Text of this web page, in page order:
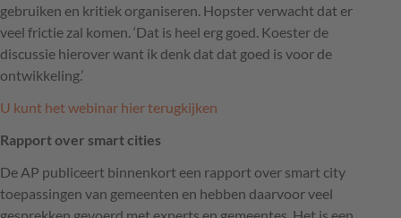
gebruiken en kritiek organiseren. Hopster verwacht dat er
veel frictie zal komen. ‘Dat is heel erg goed. Koester de
discussie hierover want ik denk dat dat goed is voor de
ontwikkeling.’
U kunt het webinar hier terugkijken
Rapport over smart cities
De AP publiceert binnenkort een rapport over smart city
toepassingen van gemeenten en hebben daarvoor veel
gesprekken gevoerd met experts en gemeentes. Het is een